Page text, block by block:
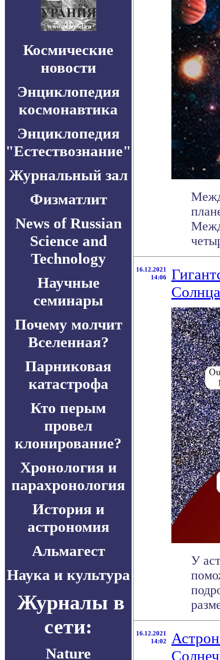
Космические
новости
Энциклопедия
космонавтика
Энциклопедия
"Естествознание"
Журнальный зал
Физматлит
News of Russian
Science and
Technology
Научные
семинары
Почему молчит
Вселенная?
Парниковая
катастрофа
Кто перым
провел
клонирование?
Хронология и
парахронология
История и
астрономия
Альмагест
Наука и культура
Журналы в
сети:
Nature
16.12.2021
14:06
Солнца
У
16.12.2021
14:02